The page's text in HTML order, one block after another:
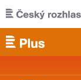
Přejít k hlavnímu